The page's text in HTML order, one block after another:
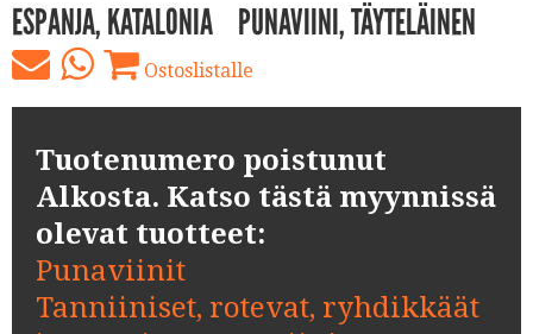
ESPANJA, KATALONIA PUNAVIINI, TÄYTELÄINEN
Ostoslistalle
Tuotenumero poistunut
Alkosta. Katso tästä myynnissä
olevat tuotteet:
Punaviinit
Tanniiniset, rotevat, ryhdikkäät